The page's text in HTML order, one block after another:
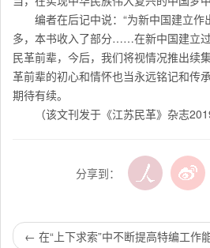
编者在后记中说：“为新中国建立
多，本书收入了部分……在新中国建立
民革前辈，今后，我们将视情况推出续
革前辈的初心和情怀也当永远铭记和传
期待有续。
（该文刊发于《江苏民革》杂志
分享到：
← 在“上下求索”中不断提高特编工作